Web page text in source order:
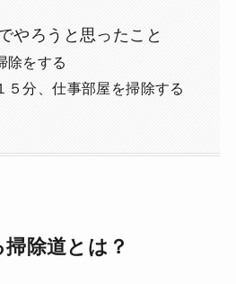
やろうと思ったこと
除をする
５分、仕事部屋を掃除する
除道とは？